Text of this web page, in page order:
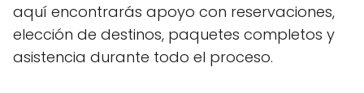
aquí encontrarás apoyo con reservaciones,
elección de destinos, paquetes completos y
asistencia durante todo el proceso.